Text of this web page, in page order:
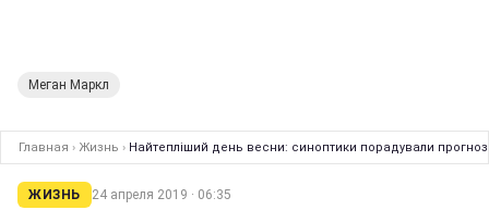
Меган Маркл
Главная › Жизнь › Найтепліший день весни: синоптики порадували
ЖИЗНЬ 24 апреля 2019 · 06:35